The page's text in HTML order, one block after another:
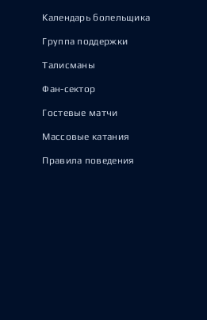
Календарь болельщика
Группа поддержки
Талисманы
Фан-сектор
Гостевые матчи
Массовые катания
Правила поведения